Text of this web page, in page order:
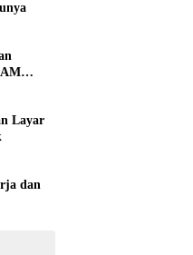
Layar
dan